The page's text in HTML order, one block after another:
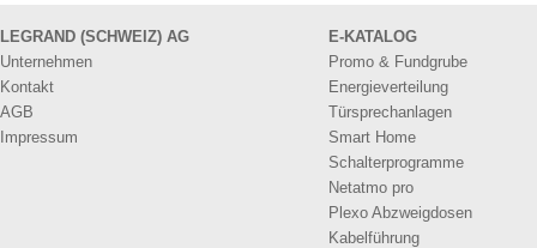
LEGRAND (SCHWEIZ) AG
Unternehmen
Kontakt
AGB
Impressum
E-KATALOG
Promo & Fundgrube
Energieverteilung
Türsprechanlagen
Smart Home
Schalterprogramme
Netatmo pro
Plexo Abzweigdosen
Kabelführung